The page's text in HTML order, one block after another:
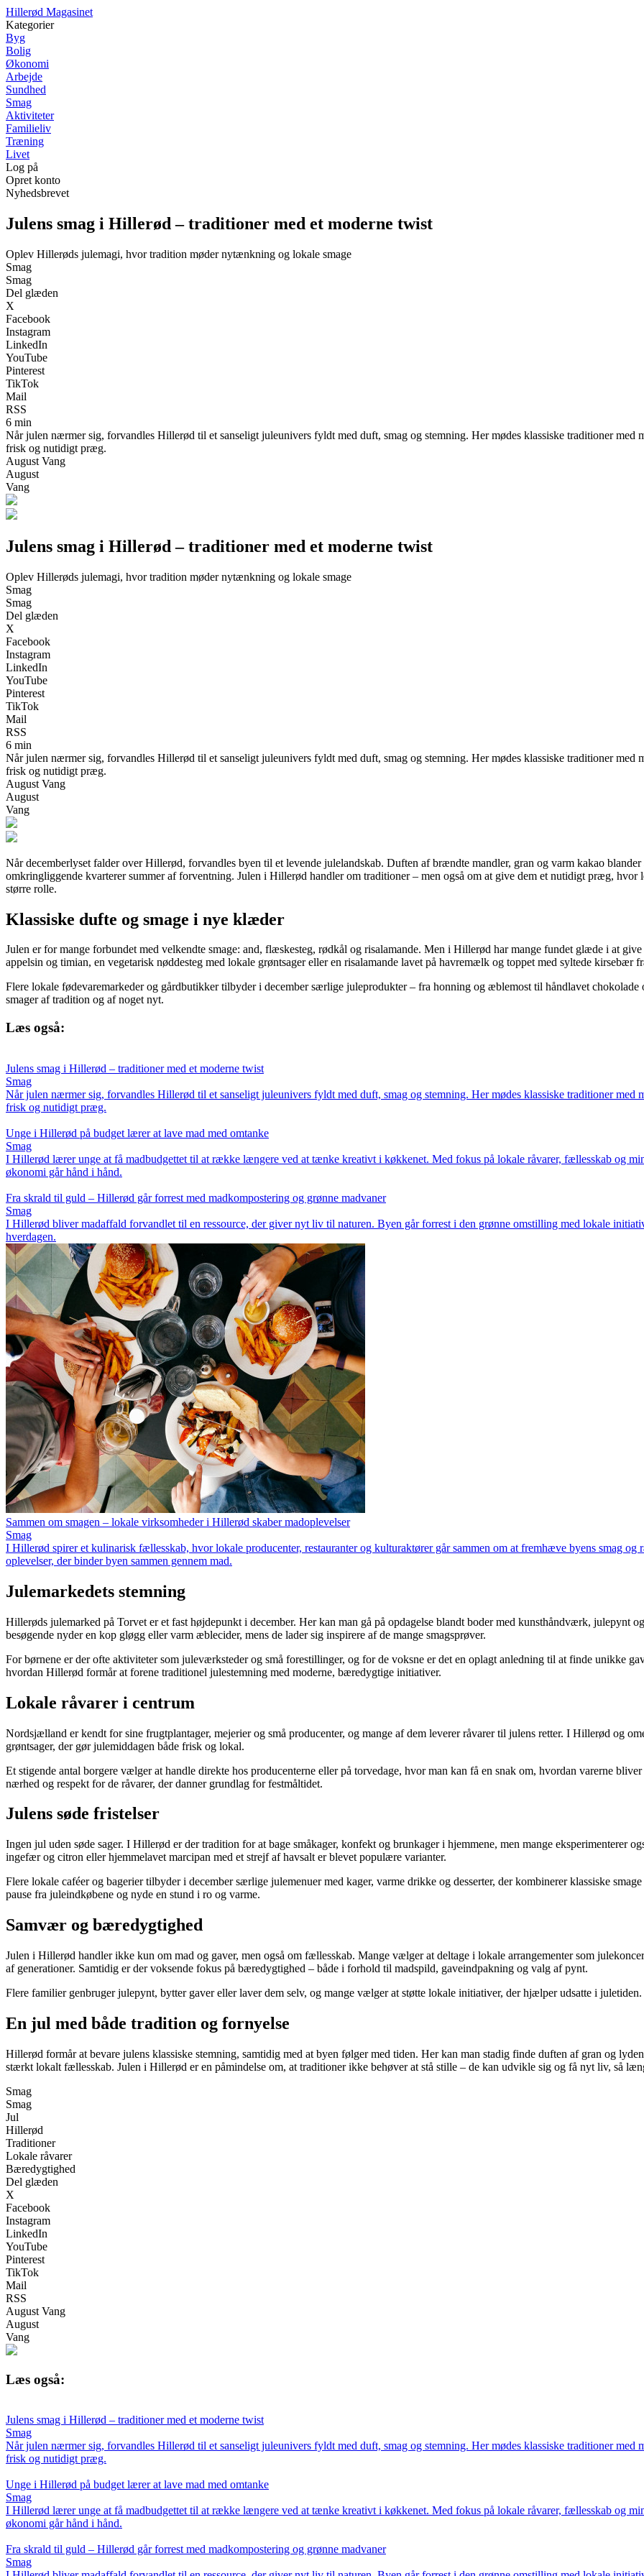
Hillerød Magasinet
Kategorier
Byg
Bolig
Økonomi
Arbejde
Sundhed
Smag
Aktiviteter
Familieliv
Træning
Livet
Log på
Opret konto
Nyhedsbrevet
Julens smag i Hillerød – traditioner med et moderne twist
Oplev Hillerøds julemagi, hvor tradition møder nytænkning og lokale smage
Smag
Smag
Del glæden
X
Facebook
Instagram
LinkedIn
YouTube
Pinterest
TikTok
Mail
RSS
6 min
Når julen nærmer sig, forvandles Hillerød til et sanseligt juleunivers fyldt med duft, smag og stemning. Her mødes klassiske traditioner
frisk og nutidigt præg.
August Vang
August
Vang
Julens smag i Hillerød – traditioner med et moderne twist
Oplev Hillerøds julemagi, hvor tradition møder nytænkning og lokale smage
Smag
Smag
Del glæden
X
Facebook
Instagram
LinkedIn
YouTube
Pinterest
TikTok
Mail
RSS
6 min
Når julen nærmer sig, forvandles Hillerød til et sanseligt juleunivers fyldt med duft, smag og stemning. Her mødes klassiske traditioner
frisk og nutidigt præg.
August Vang
August
Vang
Når decemberlyset falder over Hillerød, forvandles byen til et levende julelandskab. Duften af brændte mandler, gran og varm kakao
omkringliggende kvarterer summer af forventning. Julen i Hillerød handler om traditioner – men også om at give dem et nutidigt præg, hvor
større rolle.
Klassiske dufte og smage i nye klæder
Julen er for mange forbundet med velkendte smage: and, flæskesteg, rødkål og risalamande. Men i Hillerød har mange fundet glæde i at
appelsin og timian, en vegetarisk nøddesteg med lokale grøntsager eller en risalamande lavet på havremælk og toppet med syltede kirsebær
Flere lokale fødevaremarkeder og gårdbutikker tilbyder i december særlige juleprodukter – fra honning og æblemost til håndlavet
smager af tradition og af noget nyt.
Læs også:
Julens smag i Hillerød – traditioner med et moderne twist
Smag
Når julen nærmer sig, forvandles Hillerød til et sanseligt juleunivers fyldt med duft, smag og stemning. Her mødes klassiske traditioner
frisk og nutidigt præg.
Unge i Hillerød på budget lærer at lave mad med omtanke
Smag
I Hillerød lærer unge at få madbudgettet til at række længere ved at tænke kreativt i køkkenet. Med fokus på lokale råvarer, fællesskab og
økonomi går hånd i hånd.
Fra skrald til guld – Hillerød går forrest med madkompostering og grønne madvaner
Smag
I Hillerød bliver madaffald forvandlet til en ressource, der giver nyt liv til naturen. Byen går forrest i den grønne omstilling med lokale
hverdagen.
Sammen om smagen – lokale virksomheder i Hillerød skaber madoplevelser
Smag
I Hillerød spirer et kulinarisk fællesskab, hvor lokale producenter, restauranter og kulturaktører går sammen om at fremhæve byens smag
oplevelser, der binder byen sammen gennem mad.
Julemarkedets stemning
Hillerøds julemarked på Torvet er et fast højdepunkt i december. Her kan man gå på opdagelse blandt boder med kunsthåndværk, julepynt
besøgende nyder en kop gløgg eller varm æblecider, mens de lader sig inspirere af de mange smagsprøver.
For børnene er der ofte aktiviteter som juleværksteder og små forestillinger, og for de voksne er det en oplagt anledning til at finde unikke
hvordan Hillerød formår at forene traditionel julestemning med moderne, bæredygtige initiativer.
Lokale råvarer i centrum
Nordsjælland er kendt for sine frugtplantager, mejerier og små producenter, og mange af dem leverer råvarer til julens retter. I Hillerød og
grøntsager, der gør julemiddagen både frisk og lokal.
Et stigende antal borgere vælger at handle direkte hos producenterne eller på torvedage, hvor man kan få en snak om, hvordan varerne
nærhed og respekt for de råvarer, der danner grundlag for festmåltidet.
Julens søde fristelser
Ingen jul uden søde sager. I Hillerød er der tradition for at bage småkager, konfekt og brunkager i hjemmene, men mange eksperimenterer
ingefær og citron eller hjemmelavet marcipan med et strejf af havsalt er blevet populære varianter.
Flere lokale caféer og bagerier tilbyder i december særlige julemenuer med kager, varme drikke og desserter, der kombinerer klassiske
pause fra juleindkøbene og nyde en stund i ro og varme.
Samvær og bæredygtighed
Julen i Hillerød handler ikke kun om mad og gaver, men også om fællesskab. Mange vælger at deltage i lokale arrangementer som
af generationer. Samtidig er der voksende fokus på bæredygtighed – både i forhold til madspild, gaveindpakning og valg af pynt.
Flere familier genbruger julepynt, bytter gaver eller laver dem selv, og mange vælger at støtte lokale initiativer, der hjælper udsatte i
En jul med både tradition og fornyelse
Hillerød formår at bevare julens klassiske stemning, samtidig med at byen følger med tiden. Her kan man stadig finde duften af gran og
stærkt lokalt fællesskab. Julen i Hillerød er en påmindelse om, at traditioner ikke behøver at stå stille – de kan udvikle sig og få nyt liv, så
Smag
Smag
Jul
Hillerød
Traditioner
Lokale råvarer
Bæredygtighed
Del glæden
X
Facebook
Instagram
LinkedIn
YouTube
Pinterest
TikTok
Mail
RSS
August Vang
August
Vang
Læs også:
Julens smag i Hillerød – traditioner med et moderne twist
Smag
Når julen nærmer sig, forvandles Hillerød til et sanseligt juleunivers fyldt med duft, smag og stemning. Her mødes klassiske traditioner
frisk og nutidigt præg.
Unge i Hillerød på budget lærer at lave mad med omtanke
Smag
I Hillerød lærer unge at få madbudgettet til at række længere ved at tænke kreativt i køkkenet. Med fokus på lokale råvarer, fællesskab og
økonomi går hånd i hånd.
Fra skrald til guld – Hillerød går forrest med madkompostering og grønne madvaner
Smag